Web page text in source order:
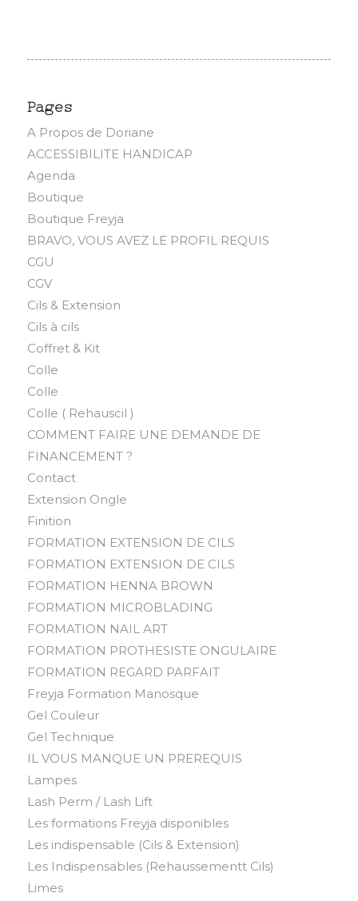
Pages
A Propos de Doriane
ACCESSIBILITE HANDICAP
Agenda
Boutique
Boutique Freyja
BRAVO, VOUS AVEZ LE PROFIL REQUIS
CGU
CGV
Cils & Extension
Cils à cils
Coffret & Kit
Colle
Colle
Colle ( Rehauscil )
COMMENT FAIRE UNE DEMANDE DE
FINANCEMENT ?
Contact
Extension Ongle
Finition
FORMATION EXTENSION DE CILS
FORMATION EXTENSION DE CILS
FORMATION HENNA BROWN
FORMATION MICROBLADING
FORMATION NAIL ART
FORMATION PROTHESISTE ONGULAIRE
FORMATION REGARD PARFAIT
Freyja Formation Manosque
Gel Couleur
Gel Technique
IL VOUS MANQUE UN PREREQUIS
Lampes
Lash Perm / Lash Lift
Les formations Freyja disponibles
Les indispensable (Cils & Extension)
Les Indispensables (Rehaussementt Cils)
Limes